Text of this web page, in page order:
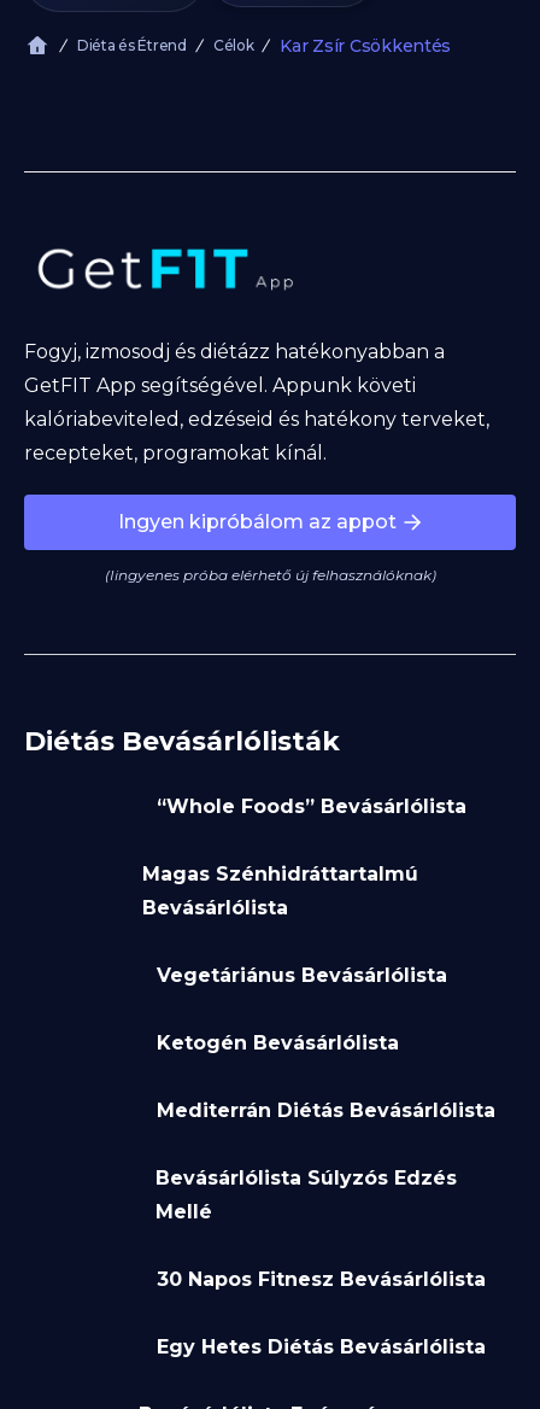
Fogyj, izmosodj és diétázz hatékonyabban a
GetFIT App segítségével. Appunk követi
kalóriabeviteled, edzéseid és hatékony terveket,
recepteket, programokat kínál.
Ingyen kipróbálom az appot
(Iingyenes próba elérhető új felhasználóknak)
Diétás Bevásárlólisták
“Whole Foods” Bevásárlólista
Magas Szénhidráttartalmú
Bevásárlólista
Vegetáriánus Bevásárlólista
Ketogén Bevásárlólista
Mediterrán Diétás Bevásárlólista
Bevásárlólista Súlyzós Edzés
Mellé
30 Napos Fitnesz Bevásárlólista
Egy Hetes Diétás Bevásárlólista
Diéta és Étrend Célok Kar Zsír Csökkentés